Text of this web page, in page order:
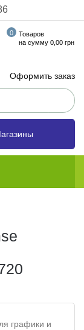
Оформить заказ
Товаров
0
на сумму 0,00 грн